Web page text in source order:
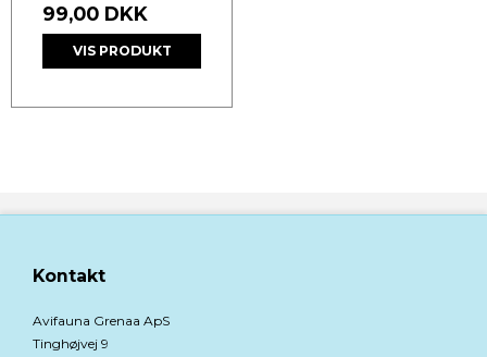
99,00 DKK
VIS PRODUKT
Kontakt
Avifauna Grenaa ApS
Tinghøjvej 9